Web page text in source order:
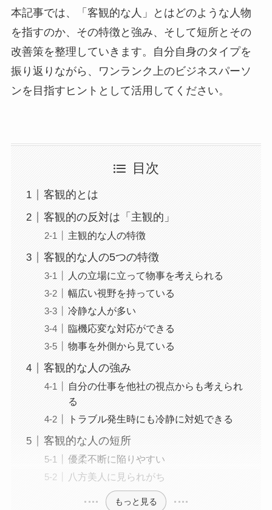
本記事では、「客観的な人」とはどのような人物
を指すのか、その特徴と強み、そして短所とその
改善策を整理していきます。自分自身のタイプを
振り返りながら、ワンランク上のビジネスパーソ
ンを目指すヒントとして活用してください。
目次
客観的とは
客観的の反対は「主観的」
主観的な人の特徴
客観的な人の5つの特徴
人の立場に立って物事を考えられる
幅広い視野を持っている
冷静な人が多い
臨機応変な対応ができる
物事を外側から見ている
客観的な人の強み
自分の仕事を他社の視点からも考えられ
る
トラブル発生時にも冷静に対処できる
客観的な人の短所
優柔不断に陥りやすい
八方美人に見られがち
もっと見る